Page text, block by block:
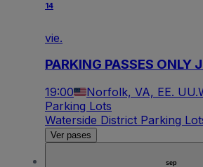
14
vie.
PARKING PASSES ONLY
19:00 Norfolk, VA, EE. UU.
Parking Lots
Waterside District Parking
Ver pases
sep